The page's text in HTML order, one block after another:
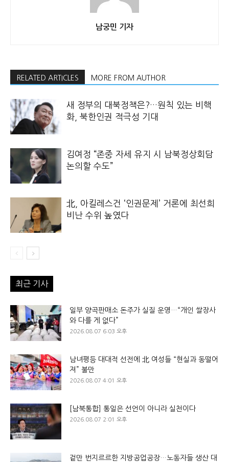
남궁민 기자
RELATED ARTICLES MORE FROM AUTHOR
새 정부의 대북정책은?…원칙 있는 비핵
화, 북한인권 적극성 기대
김여정 “존중 자세 유지 시 남북정상회담
논의할 수도”
北, 아킬레스건 ‘인권문제’ 거론에 최선희
비난 수위 높였다
최근 기사
일부 양곡판매소 돈주가 실질 운영…“개인 쌀장사
와 다를 게 없다”
2026.08.07 6:03 오후
남녀평등 대대적 선전에 北 여성들 “현실과 동떨어
져” 불만
2026.08.07 4:01 오후
[남북통합] 통일은 선언이 아니라 실천이다
2026.08.07 2:01 오후
겉만 번지르르한 지방공업공장…노동자들 생산 대